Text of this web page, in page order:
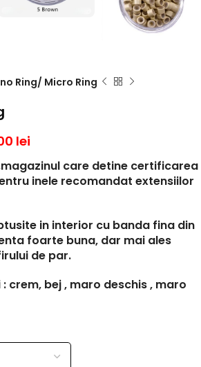
Ring/ Micro Ring
lei
care detine certificarea
inele recomandat extensiilor
in interior cu banda fina din
foarte buna, dar mai ales
de par.
crem, bej , maro deschis , maro